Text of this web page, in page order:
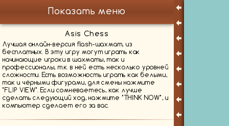
Показать меню
Asis Chess
Лучшая онлайн-версия flash-шахмат, из
бесплатных. В эту игру могут играть как
начинающие игроки в шахматы, так и
профессионалы, т.к. в ней есть несколько уровней
сложности. Есть возможность играть как белыми,
так и чёрными фигурами, для смены нажмите
"FLIP VIEW". Если сомневаетесь, как лучше
сделать следующий ход, нажмите "THINK NOW", и
компьютер сделает его за вас.